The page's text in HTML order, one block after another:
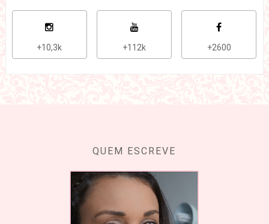
+10,3k +112k +2600
QUEM ESCREVE